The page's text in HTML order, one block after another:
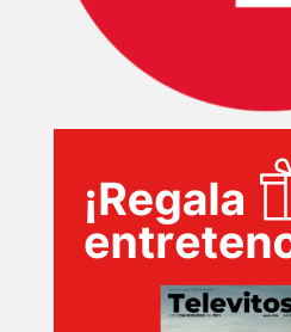
TECNOVITOS
EVENTOS